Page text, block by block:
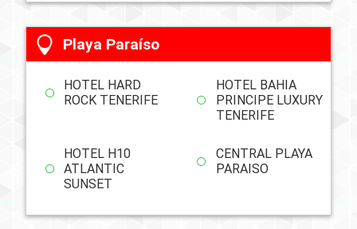
Playa Paraíso
HOTEL HARD
ROCK TENERIFE
HOTEL BAHIA
PRINCIPE LUXURY
TENERIFE
HOTEL H10
ATLANTIC
SUNSET
CENTRAL PLAYA
PARAISO